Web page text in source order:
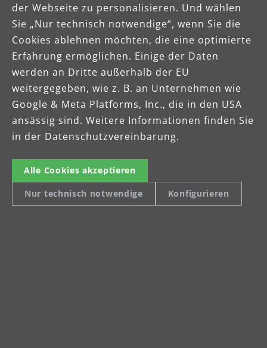
Mehr erfahren
Celsiusstraße 20
04420 Markranstädt
Telefon: +49 (0) 34205 9 27 94 00
der Webseite zu personalisieren. Und wählen
Sie „Nur technisch notwendige“, wenn Sie die
Cookies ablehnen möchten, die eine optimierte
Erfahrung ermöglichen. Einige der Daten
werden an Dritte außerhalb der EU
weitergegeben, wie z. B. an Unternehmen wie
Google & Meta Platforms, Inc., die in den USA
ansässig sind. Weitere Informationen finden Sie
in der Datenschutzvereinbarung.
Alle Cookies akzeptieren
Nur technisch notwendige Konfigurieren